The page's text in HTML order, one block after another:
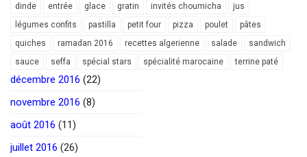
dinde
entrée glace gratin invités choumicha
jus
légumes confits
pastilla petit four pizza poulet
pâtes
quiches
ramadan 2016 recettes algerienne salade
sandwich
sauce
seffa spécial stars spécialité marocaine terrine paté
décembre 2016 (22)
novembre 2016 (8)
août 2016 (11)
juillet 2016 (26)